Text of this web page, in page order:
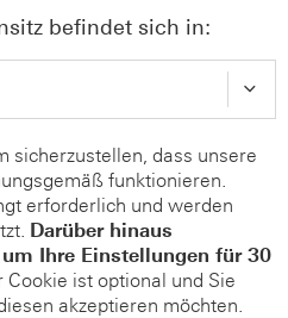
befindet sich in:
sicherzustellen, dass unsere
funktionieren.
erforderlich und werden
Darüber hinaus
Ihre Einstellungen für 30
Cookie ist optional und Sie
akzeptieren möchten.